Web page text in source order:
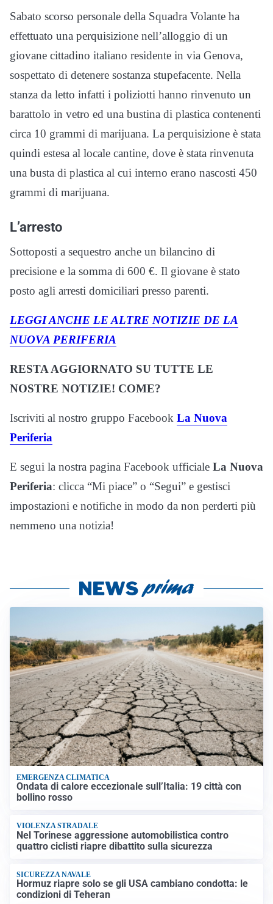
Sabato scorso personale della Squadra Volante ha
effettuato una perquisizione nell’alloggio di un
giovane cittadino italiano residente in via Genova,
sospettato di detenere sostanza stupefacente. Nella
stanza da letto infatti i poliziotti hanno rinvenuto un
barattolo in vetro ed una bustina di plastica contenenti
circa 10 grammi di marijuana. La perquisizione è stata
quindi estesa al locale cantine, dove è stata rinvenuta
una busta di plastica al cui interno erano nascosti 450
grammi di marijuana.
L’arresto
Sottoposti a sequestro anche un bilancino di
precisione e la somma di 600 €. Il giovane è stato
posto agli arresti domiciliari presso parenti.
LEGGI ANCHE LE ALTRE NOTIZIE DE LA
NUOVA PERIFERIA
RESTA AGGIORNATO SU TUTTE LE
NOSTRE NOTIZIE! COME?
Iscriviti al nostro gruppo Facebook La Nuova
Periferia
E segui la nostra pagina Facebook ufficiale La Nuova
Periferia: clicca “Mi piace” o “Segui” e gestisci
impostazioni e notifiche in modo da non perderti più
nemmeno una notizia!
EMERGENZA CLIMATICA
Ondata di calore eccezionale sull’Italia: 19 città con
bollino rosso
VIOLENZA STRADALE
Nel Torinese aggressione automobilistica contro
quattro ciclisti riapre dibattito sulla sicurezza
SICUREZZA NAVALE
Hormuz riapre solo se gli USA cambiano condotta: le
condizioni di Teheran